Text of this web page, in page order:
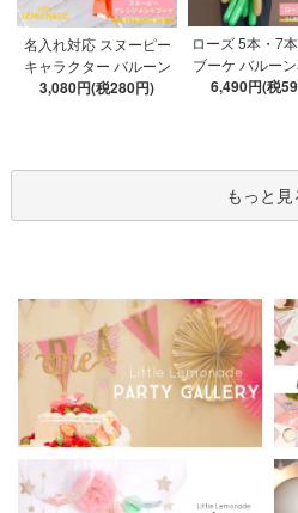
名入れ対応 スヌーピー
キャラクター バルーン
ブーケ 選べる7種 【膨ら
3,080円(税280円)
ローズ 5本・7
ブーケ バルー
数が選べる 【
6,490円(税
もっと見